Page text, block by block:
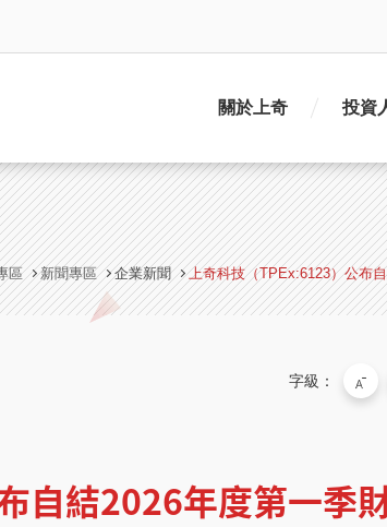
關於上奇 投資
區 新聞專區 企業新聞 上奇科技（TPEx:6123）公布
字級：
自結2026年度第一季